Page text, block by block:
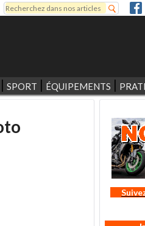
Formulaire de recherche
Rechercher
SPORT ÉQUIPEMENTS